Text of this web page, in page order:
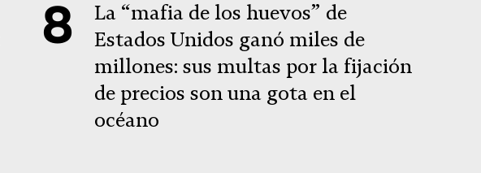
La “mafia de los huevos” de
Estados Unidos ganó miles de
millones: sus multas por la fijación
de precios son una gota en el
océano